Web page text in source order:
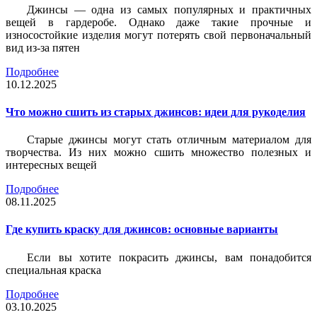
Джинсы — одна из самых популярных и практичных
вещей в гардеробе. Однако даже такие прочные и
износостойкие изделия могут потерять свой первоначальный
вид из-за пятен
Подробнее
10.12.2025
Что можно сшить из старых джинсов: идеи для рукоделия
Старые джинсы могут стать отличным материалом для
творчества. Из них можно сшить множество полезных и
интересных вещей
Подробнее
08.11.2025
Где купить краску для джинсов: основные варианты
Если вы хотите покрасить джинсы, вам понадобится
специальная краска
Подробнее
03.10.2025